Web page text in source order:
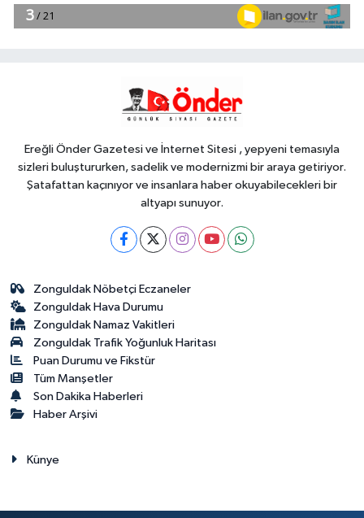
19:59
ETMEDİLER!..”
Ereğli Önder Gazetesi ve İnternet Sitesi , yepyeni temasıyla
sizleri buluştururken, sadelik ve modernizmi bir araya getiriyor.
Şatafattan kaçınıyor ve insanlara haber okuyabilecekleri bir
altyapı sunuyor.
Zonguldak Nöbetçi Eczaneler
Zonguldak Hava Durumu
Zonguldak Namaz Vakitleri
Zonguldak Trafik Yoğunluk Haritası
Puan Durumu ve Fikstür
Tüm Manşetler
Son Dakika Haberleri
Haber Arşivi
Künye